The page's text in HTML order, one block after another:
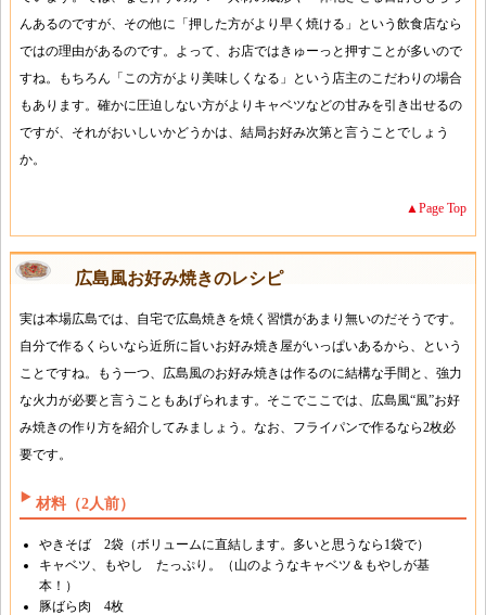
んあるのですが、その他に「押した方がより早く焼ける」という飲食店なら
ではの理由があるのです。よって、お店ではきゅーっと押すことが多いので
すね。もちろん「この方がより美味しくなる」という店主のこだわりの場合
もあります。確かに圧迫しない方がよりキャベツなどの甘みを引き出せるの
ですが、それがおいしいかどうかは、結局お好み次第と言うことでしょう
か。
▲Page Top
広島風お好み焼きのレシピ
実は本場広島では、自宅で広島焼きを焼く習慣があまり無いのだそうです。
自分で作るくらいなら近所に旨いお好み焼き屋がいっぱいあるから、という
ことですね。もう一つ、広島風のお好み焼きは作るのに結構な手間と、強力
な火力が必要と言うこともあげられます。そこでここでは、広島風“風”お好
み焼きの作り方を紹介してみましょう。なお、フライパンで作るなら2枚必
要です。
材料（2人前）
やきそば 2袋（ボリュームに直結します。多いと思うなら1袋で）
キャベツ、もやし たっぷり。（山のようなキャベツ＆もやしが基
本！）
豚ばら肉 4枚